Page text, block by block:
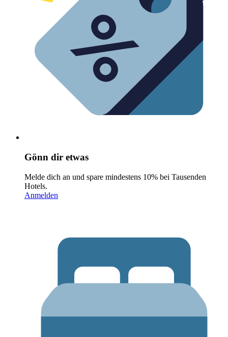
Gönn dir etwas
Melde dich an und spare mindestens 10% bei Tausenden
Hotels.
Anmelden